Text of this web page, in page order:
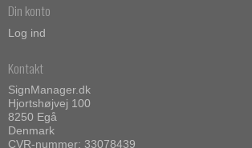
Din konto
Log ind
Kontakt
SignManager.dk
Hjortshøjvej 100
8250 Egå
Denmark
CVR-nummer: 33078439